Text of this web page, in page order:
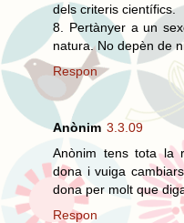
dels criteris científics.
8. Pertànyer a un
natura. No depèn de
Respon
Anònim 3.3.09
Anònim tens tota la
dona i vuiga
dona per molt que
Respon